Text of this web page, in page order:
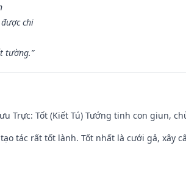
chi
tường.”
Trực: Tốt (Kiết Tú) Tướng tinh con giun,
tác rất tốt lành. Tốt nhất là cưới gả, xây